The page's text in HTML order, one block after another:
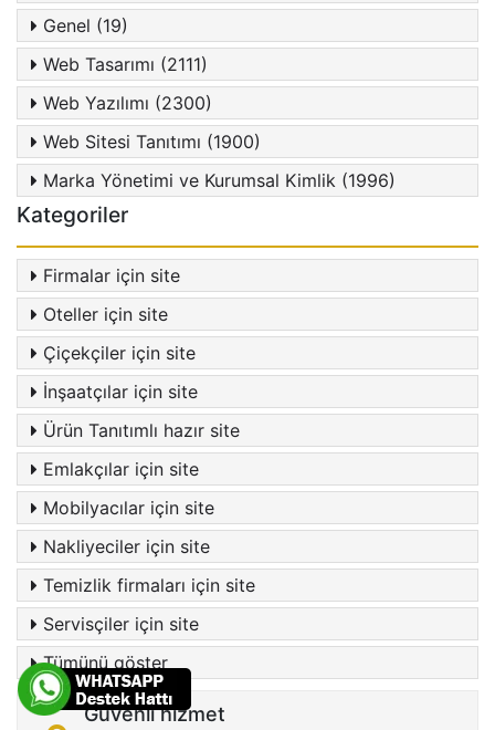
Genel (19)
Web Tasarımı (2111)
Web Yazılımı (2300)
Web Sitesi Tanıtımı (1900)
Marka Yönetimi ve Kurumsal Kimlik (1996)
Kategoriler
Firmalar için site
Oteller için site
Çiçekçiler için site
İnşaatçılar için site
Ürün Tanıtımlı hazır site
Emlakçılar için site
Mobilyacılar için site
Nakliyeciler için site
Temizlik firmaları için site
Servisçiler için site
Tümünü göster
Güvenli hizmet